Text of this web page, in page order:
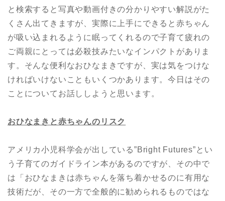
と検索すると写真や動画付きの分かりやすい解説がた
くさん出てきますが、実際に上手にできると赤ちゃん
が吸い込まれるように眠ってくれるので子育て疲れの
ご両親にとっては必殺技みたいなインパクトがありま
す。そんな便利なおひなまきですが、実は気をつけな
ければいけないこともいくつかあります。今日はその
ことについてお話ししようと思います。
おひなまきと赤ちゃんのリスク
アメリカ小児科学会が出している”Bright Futures”とい
う子育てのガイドライン本があるのですが、その中で
は「おひなまきは赤ちゃんを落ち着かせるのに有用な
技術だが、その一方で全般的に勧められるものではな